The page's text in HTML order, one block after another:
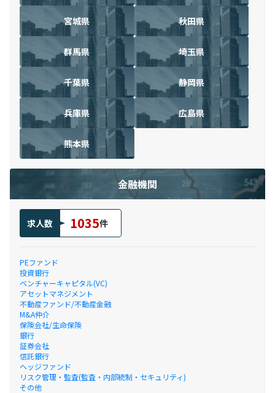
宮城県 秋田県
群馬県 埼玉県
千葉県 静岡県
兵庫県 広島県
熊本県
金融機関
求人数 1035件
PEファンド
投資銀行
ベンチャーキャピタル(VC)
アセットマネジメント
不動産ファンド/不動産金融
M&A仲介
保険会社/生命保険
銀行
証券会社
信託銀行
ヘッジファンド
リスク管理・監査(監査・内部統制・セキュリティ)
その他